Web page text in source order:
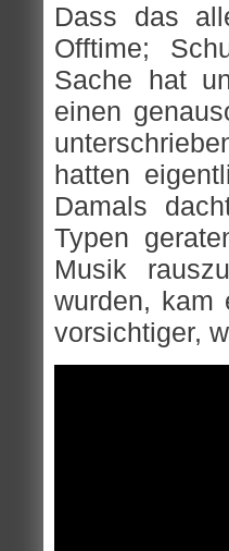
Dass das
Offtime;
Sache hat
einen
hatten
Damals
Typen
Musik
wurden, kam
vorsichtiger,